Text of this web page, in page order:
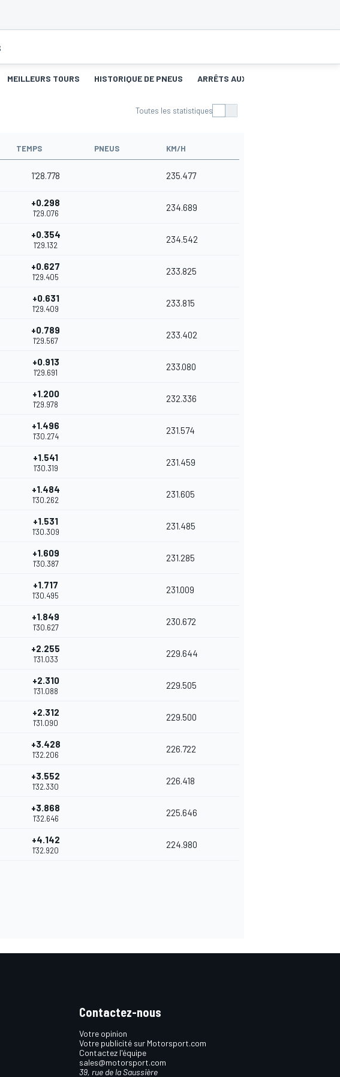
MEILLEURS TOURS HISTORIQUE DE PNEUS ARRÊTS AUX STANDS
Toutes les statistiques
TEMPS PNEUS KM/H
1'28.778 235.477
+0.298
1'29.076
234.689
+0.354
1'29.132
234.542
+0.627
1'29.405
233.825
+0.631
1'29.409
233.815
+0.789
1'29.567
233.402
+0.913
1'29.691
233.080
+1.200
1'29.978
232.336
+1.496
1'30.274
231.574
+1.541
1'30.319
231.459
+1.484
1'30.262
231.605
+1.531
1'30.309
231.485
+1.609
1'30.387
231.285
+1.717
1'30.495
231.009
+1.849
1'30.627
230.672
+2.255
1'31.033
229.644
+2.310
1'31.088
229.505
+2.312
1'31.090
229.500
+3.428
1'32.206
226.722
+3.552
1'32.330
226.418
+3.868
1'32.646
225.646
+4.142
1'32.920
224.980
Contactez-nous
Votre opinion
Votre publicité sur Motorsport.com
Contactez l'équipe
sales@motorsport.com
39, rue de la Saussière